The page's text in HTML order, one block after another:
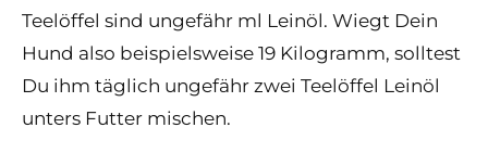
Teelöffel sind ungefähr ml Leinöl. Wiegt Dein
Hund also beispielsweise 19 Kilogramm, solltest
Du ihm täglich ungefähr zwei Teelöffel Leinöl
unters Futter mischen.